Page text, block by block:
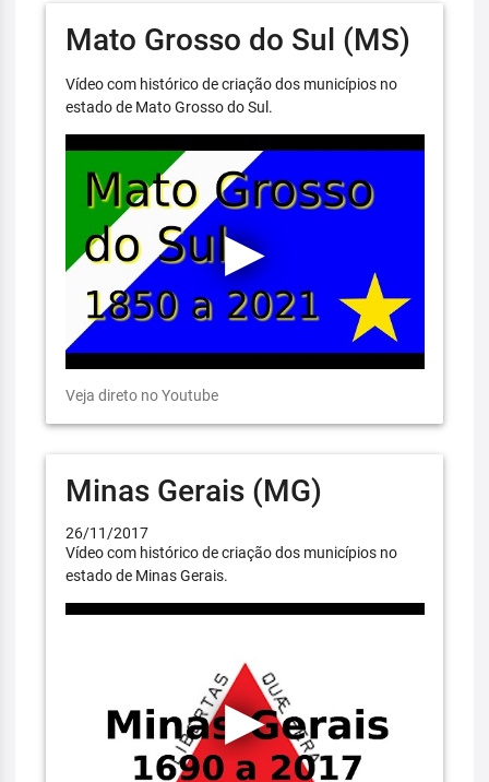
Mato Grosso do Sul (MS)
Vídeo com histórico de criação dos municípios no
estado de Mato Grosso do Sul.
Veja direto no Youtube
Minas Gerais (MG)
26/11/2017
Vídeo com histórico de criação dos municípios no
estado de Minas Gerais.